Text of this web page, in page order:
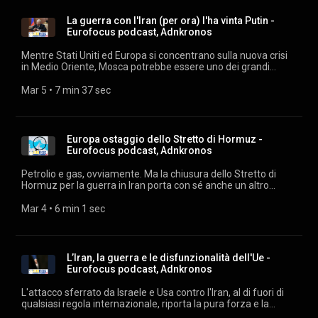
podcast.adnkronos.com
(https://podcast.adnkronos.com/show/eurofocus/) e su tutte
le piattaforme di streaming. Estratti audio: archivio audiovisivi
Adnkronos. Musiche su licenza Machiavelli Music.
La guerra con l'Iran (per ora) l'ha vinta Putin -
Eurofocus podcast, Adnkronos
Mentre Stati Uniti ed Europa si concentrano sulla nuova crisi
in Medio Oriente, Mosca potrebbe essere uno dei grandi
acquirenti asiatici più dipendenti dal petrolio russo e difese
podcast.adnkronos.com
(https://podcast.adnkronos.com/show/eurofocus/) e su tutte
le piattaforme di streaming. Estratti audio: archivio audiovisivi
Adnkronos. Musiche su licenza Machiavelli Music.
Mar 5 • 7 min 37 sec
Europa ostaggio dello Stretto di Hormuz -
Eurofocus podcast, Adnkronos
Petrolio e gas, ovviamente. Ma la chiusura dello Stretto di
Hormuz per la guerra in Iran porta con sé anche un altro
particolare: una crisi dell'alluminio, che legherebbe
raggiunge gli Stati Uniti e la prospettiva di uno stop a queste
forniture ha già innescato una corsa al rialzo dei prezzi, saliti
del 3,8% a 3.315 dollari per tonnellata dopo che QatarEnergy
ha interrotto la produzione di Gnl, fondamentale per
alimentare la produzione di alluminio. Ascolta "Eurofocus"
ogni giorno su podcast.adnkronos.com
Mar 4 • 6 min 1 sec
L’Iran, la guerra e le disfunzionalità dell'Ue -
Eurofocus podcast, Adnkronos
L'attacco sferrato da Israele e Usa contro l'Iran, al di fuori di
qualsiasi regola internazionale, riporta la pura forza e la